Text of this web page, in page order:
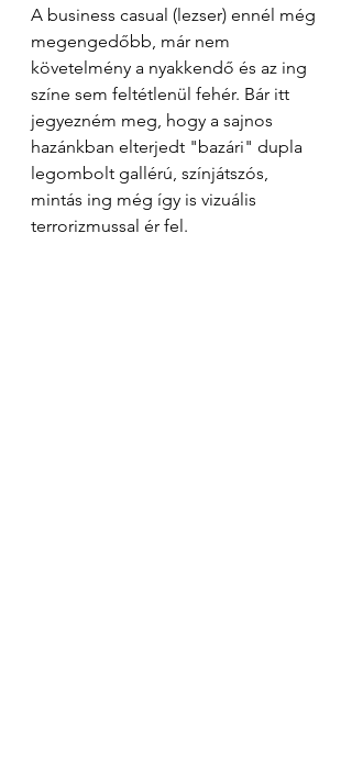
A business casual (lezser) ennél még
megengedőbb, már nem
követelmény a nyakkendő és az ing
színe sem feltétlenül fehér. Bár itt
jegyezném meg, hogy a sajnos
hazánkban elterjedt "bazári" dupla
legombolt gallérú, színjátszós,
mintás ing még így is vizuális
terrorizmussal ér fel.